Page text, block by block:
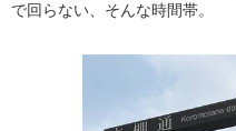
で回らない、そんな時間帯。